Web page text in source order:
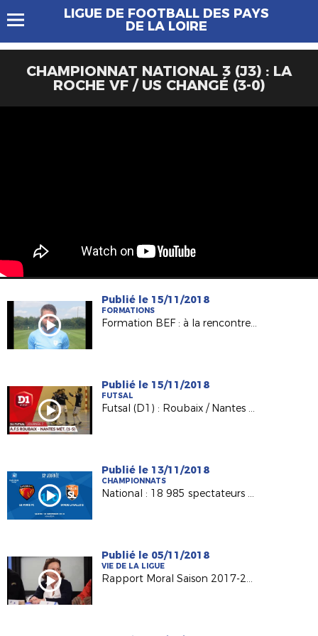
LIGUE DE FOOTBALL DES PAYS
DE LA LOIRE
CHAMPIONNAT NATIONAL 3 (J3) : LA
ROCHE VF / US CHANGÉ (3-0)
Publié le 15/11/2018
FORMATIONS
Formation BEF : à la rencontre de Kévin BOUGON (Noyen/Sarthe)
Publié le 15/11/2018
FUTSAL
Futsal (D1) : Roubaix / Nantes Métropole, le résumé (1-5)
Publié le 13/11/2018
CHAMPIONNATS
National : 18 985 spectateurs au MMArena
Publié le 05/11/2018
VIE DE LA LIGUE
Rapport Moral Saison 2017-2018